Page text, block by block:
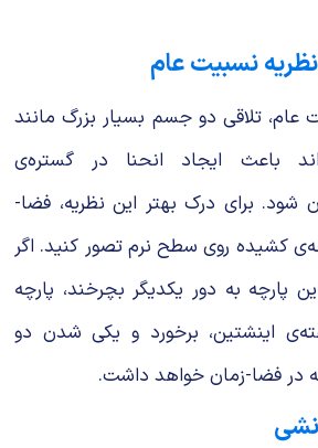
نسبیت عام
عام، تلاقی دو جسم بسیار بزرگ مانند
باعث ایجاد انحنا در گستره‌ی
شود. برای درک بهتر این نظریه، فضا-
کشیده روی سطح نرم تصور کنید. اگر
پارچه به دور یکدیگر بچرخند، پارچه
اینشتین، برخورد و یکی شدن دو
در فضا-زمان خواهد داشت.